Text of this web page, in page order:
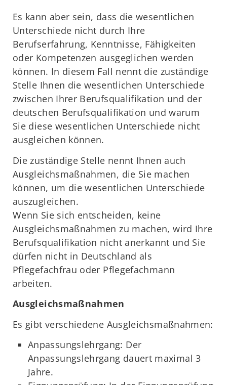
Es kann aber sein, dass die wesentlichen
Unterschiede nicht durch Ihre
Berufserfahrung, Kenntnisse, Fähigkeiten
oder Kompetenzen ausgeglichen werden
können. In diesem Fall nennt die zuständige
Stelle Ihnen die wesentlichen Unterschiede
zwischen Ihrer Berufsqualifikation und der
deutschen Berufsqualifikation und warum
Sie diese wesentlichen Unterschiede nicht
ausgleichen können.
Die zuständige Stelle nennt Ihnen auch
Ausgleichsmaßnahmen, die Sie machen
können, um die wesentlichen Unterschiede
auszugleichen.
Wenn Sie sich entscheiden, keine
Ausgleichsmaßnahmen zu machen, wird Ihre
Berufsqualifikation nicht anerkannt und Sie
dürfen nicht in Deutschland als
Pflegefachfrau oder Pflegefachmann
arbeiten.
Ausgleichsmaßnahmen
Es gibt verschiedene Ausgleichsmaßnahmen:
Anpassungslehrgang: Der
Anpassungslehrgang dauert maximal 3
Jahre.